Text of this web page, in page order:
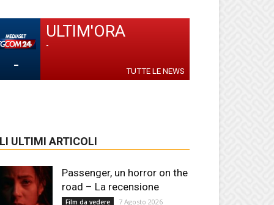
-
ULTIM'ORA
-
TUTTE LE NEWS
ULTIMI ARTICOLI
Passenger, un horror on the
road – La recensione
Film da vedere 7 Agosto 2026